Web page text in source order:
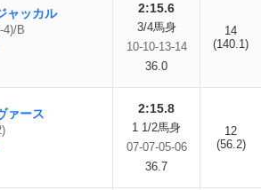
ャッカル
4)/B
2:15.6
3/4馬身
10-10-13-14
36.0
14
(140.1)
ァース 2:15.8
1 1/2馬身
07-07-05-06
36.7
12
(56.2)